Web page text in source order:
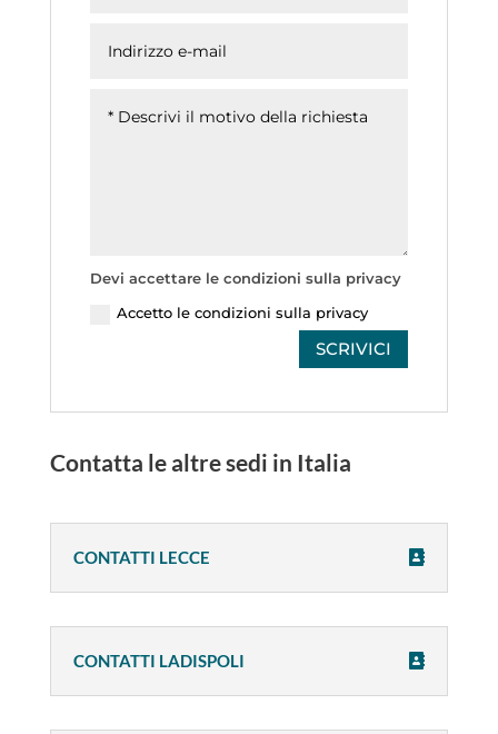
Devi accettare le condizioni sulla privacy
Accetto le condizioni sulla privacy
SCRIVICI
Contatta le altre sedi in Italia
CONTATTI LECCE
CONTATTI LADISPOLI